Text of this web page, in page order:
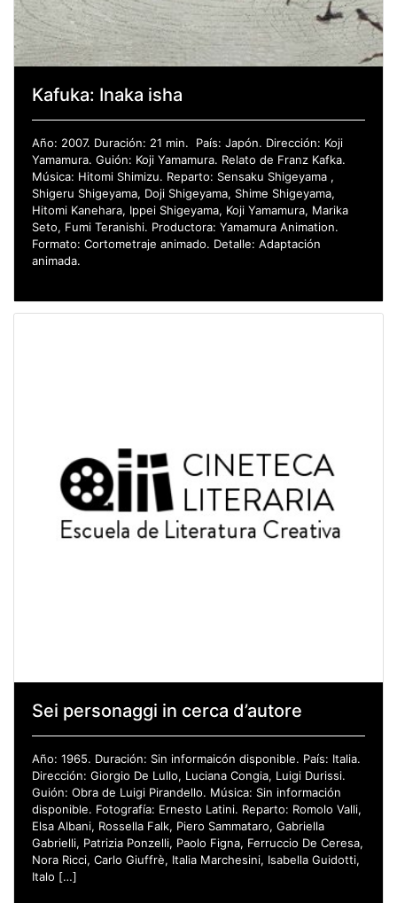
Kafuka: Inaka isha
Año: 2007. Duración: 21 min. País: Japón. Dirección: Koji
Yamamura. Guión: Koji Yamamura. Relato de Franz Kafka.
Música: Hitomi Shimizu. Reparto: Sensaku Shigeyama ,
Shigeru Shigeyama, Doji Shigeyama, Shime Shigeyama,
Hitomi Kanehara, Ippei Shigeyama, Koji Yamamura, Marika
Seto, Fumi Teranishi. Productora: Yamamura Animation.
Formato: Cortometraje animado. Detalle: Adaptación
animada.
Sei personaggi in cerca d’autore
Año: 1965. Duración: Sin informaicón disponible. País: Italia.
Dirección: Giorgio De Lullo, Luciana Congia, Luigi Durissi.
Guión: Obra de Luigi Pirandello. Música: Sin información
disponible. Fotografía: Ernesto Latini. Reparto: Romolo Valli,
Elsa Albani, Rossella Falk, Piero Sammataro, Gabriella
Gabrielli, Patrizia Ponzelli, Paolo Figna, Ferruccio De Ceresa,
Nora Ricci, Carlo Giuffrè, Italia Marchesini, Isabella Guidotti,
Italo […]